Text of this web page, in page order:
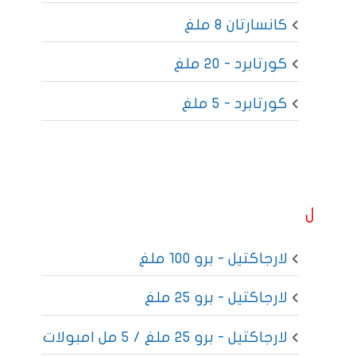
كانسارتان 8 ملغ
كورتابرد - 20 ملغ
كورتابرد - 5 ملغ
ل
لارجاكتيل - برو 100 ملغ
لارجاكتيل - برو 25 ملغ
لارجاكتيل - برو 25 ملغ / 5 مل امبولات